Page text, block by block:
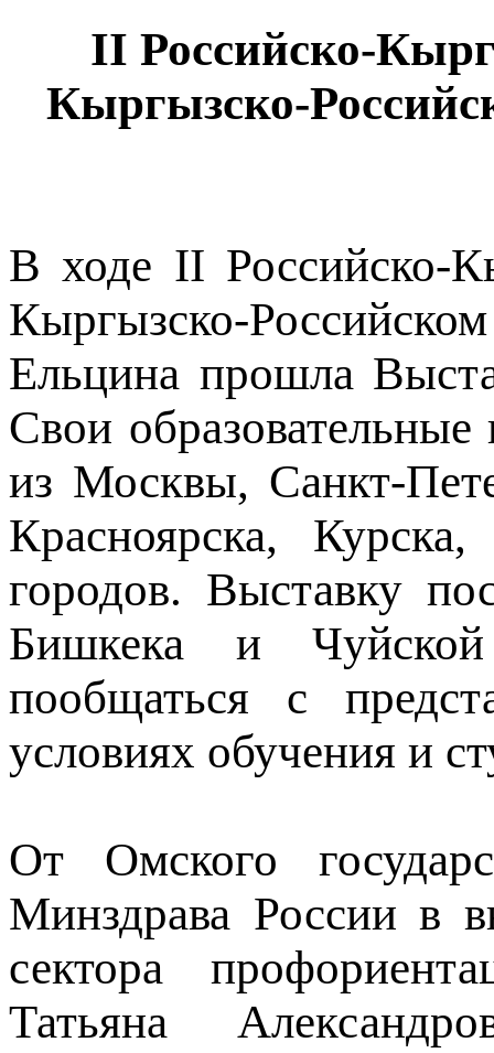
II Российско-
Кыргызско-
В ходе II Российско-
Кыргызско-
Ельцина прошла
Свои
из Москвы, Санкт-
Красноярска,
городов. Выставку
Бишкека и Чуйской
пообщаться с
условиях обучения и
От Омского
Минздрава России в
сектора
Татьяна